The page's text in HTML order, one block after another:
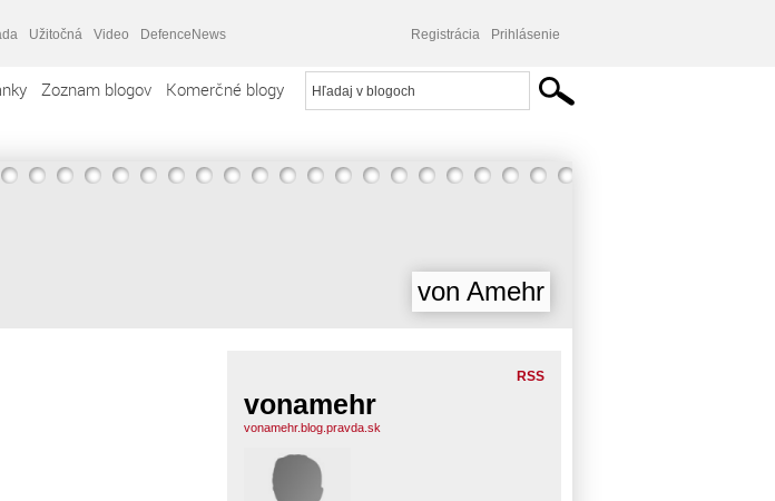
Užitočná Video DefenceNews Registrácia Prihlásenie
Zoznam blogov Komerčné blogy
von Amehr
RSS
vonamehr
vonamehr.blog.pravda.sk